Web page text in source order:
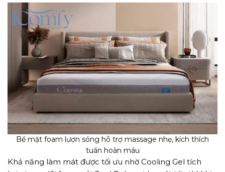
Bề mặt foam lượn sóng hỗ trợ massage nhẹ, kích thích
tuần hoàn máu
Khả năng làm mát được tối ưu nhờ Cooling Gel tích